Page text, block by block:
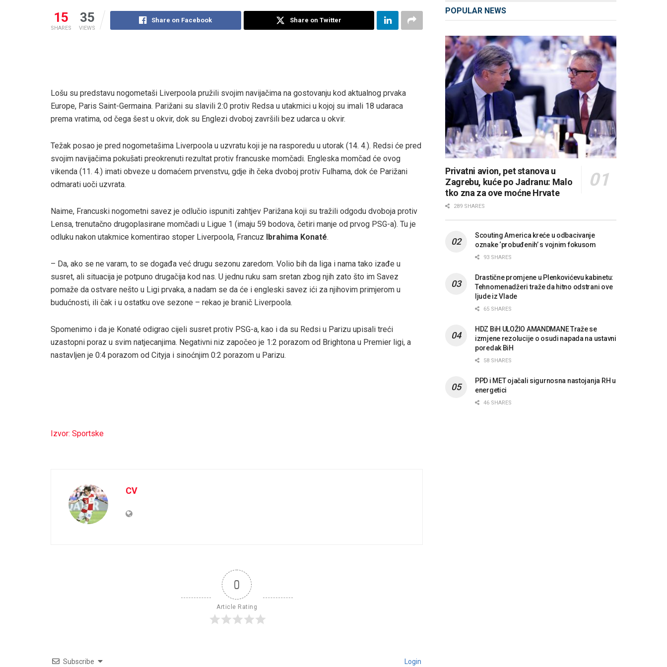
15
SHARES
35
VIEWS
Share on Facebook Share on Twitter
Lošu su predstavu nogometaši Liverpoola pružili svojim navijačima na gostovanju kod aktualnog prvaka
Europe, Paris Saint-Germaina. Parižani su slavili 2:0 protiv Redsa u utakmici u kojoj su imali 18 udaraca
prema vratima, od čega šest u okvir, dok su Englezi dvoboj završili bez udarca u okvir.
Težak posao je pred nogometašima Liverpoola u uzvratu koji je na rasporedu u utorak (14. 4.). Redsi će pred
svojim navijačima pokušati preokrenuti rezultat protiv francuske momčadi. Engleska momčad će ovog
vikenda (11. 4.) imati obveze u domaćem prvenstvu, gdje ih čeka dvoboj protiv Fulhama, dok će Parižani
odmarati uoči uzvrata.
Naime, Francuski nogometni savez je odlučio ispuniti zahtjev Parižana koji su tražili odgodu dvoboja protiv
Lensa, trenutačno drugoplasirane momčadi u Ligue 1 (imaju 59 bodova, četiri manje od prvog PSG-a). Tu je
odluku nakon utakmice komentirao stoper Liverpoola, Francuz Ibrahima Konaté.
– Da, ako se ne varam, to se događa već drugu sezonu zaredom. Volio bih da liga i nama tako izađe u
susret, ali situacija je potpuno drugačija kod nas. U jednu ruku sam sretan zbog njih zato što im Savez
pomaže da ostvare nešto u Ligi prvaka, a nadam se da će i engleski savez ići za njihovim primjerom u
budućnosti, ili čak i u ostatku ove sezone – rekao je branič Liverpoola.
Spomenimo i da je Konaté odigrao cijeli susret protiv PSG-a, kao i da su Redsi u Parizu upisali treći
uzastopni poraz u svim natjecanjima. Negativni niz započeo je 1:2 porazom od Brightona u Premier ligi, a
nastavljen je 0:4 porazom od Cityja i sinoćnjim 0:2 porazom u Parizu.
Izvor: Sportske
CV
0
Article Rating
Subscribe Login
POPULAR NEWS
Privatni avion, pet stanova u
Zagrebu, kuće po Jadranu: Malo
tko zna za ove moćne Hrvate
289 SHARES
Scouting America kreće u odbacivanje
oznake ‘probuđenih’ s vojnim fokusom
93 SHARES
Drastične promjene u Plenkovićevu kabinetu:
Tehnomenadžeri traže da hitno odstrani ove
ljude iz Vlade
65 SHARES
HDZ BiH ULOŽIO AMANDMANE Traže se
izmjene rezolucije o osudi napada na ustavni
poredak BiH
58 SHARES
PPD i MET ojačali sigurnosna nastojanja RH u
energetici
46 SHARES